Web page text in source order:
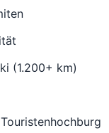
(1.200+ km)